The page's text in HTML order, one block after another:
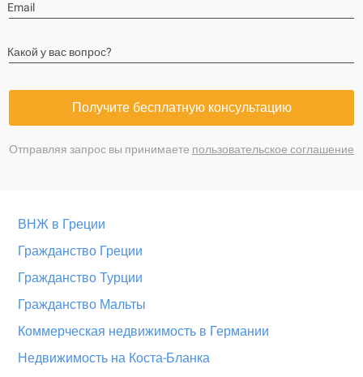
Email
Какой у вас вопрос?
Получите бесплатную консультацию
Отправляя запрос вы принимаете пользовательское соглашение
ВНЖ в Греции
Гражданство Греции
Гражданство Турции
Гражданство Мальты
Коммерческая недвижимость в Германии
Недвижимость на Коста-Бланка